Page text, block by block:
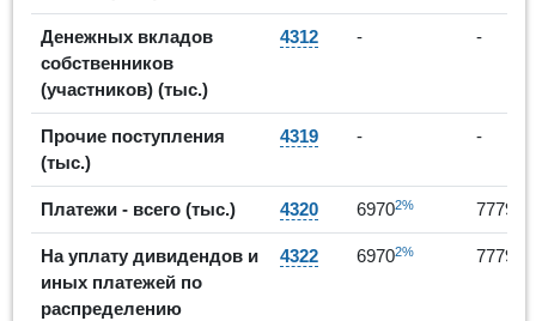
Денежных вкладов
собственников
(участников) (тыс.)
4312 - -
Прочие поступления
(тыс.)
4319 - -
Платежи - всего (тыс.) 4320 69702% 7779
На уплату дивидендов и
иных платежей по
распределению
4322 69702% 7779